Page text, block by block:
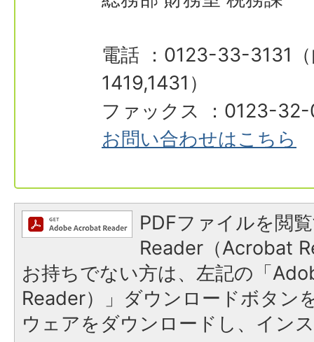
電話 ：0123-33-3131（
1419,1431）
ファックス ：0123-
お問い合わせはこちら
PDFファイルを閲
Reader（Acrobat
お持ちでない方は、左記の「
Reader）」ダウンロードボタン
ウェアをダウンロードし、イン